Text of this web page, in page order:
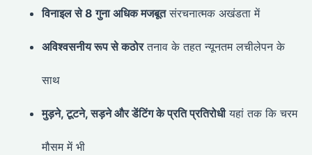
विनाइल से 8 गुना अधिक मजबूतसंरचनात्मक अखंडता में
अविश्वसनीय रूप से कठोरतनाव के तहत न्यूनतम लचीलेपन के
साथ
मुड़ने, टूटने, सड़ने और डेंटिंग के प्रति प्रतिरोधीयहां तक कि चरम
मौसम में भी